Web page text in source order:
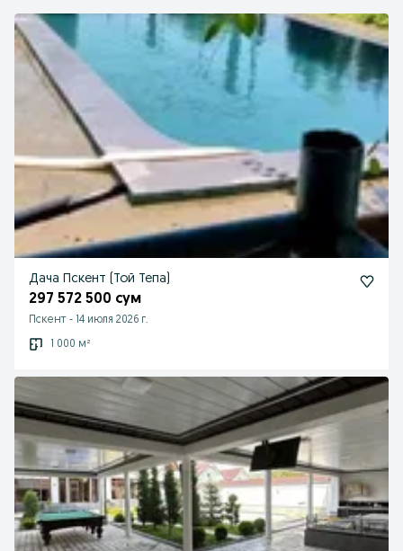
Дача Пскент (Той Тепа)
297 572 500 сум
Пскент - 14 июля 2026 г.
1 000 м²